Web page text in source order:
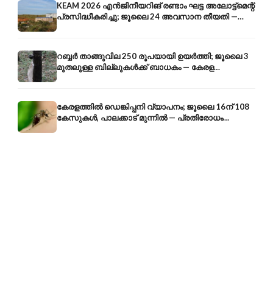
KEAM 2026 എൻജിനീയറിങ് രണ്ടാം ഘട്ട അലോട്ട്മെന്റ്
പ്രസിദ്ധീകരിച്ചു; ജൂലൈ 24 അവസാന തീയതി —
അറിയേണ്ടതെല്ലാം
റബ്ബർ താങ്ങുവില 250 രൂപയായി ഉയർത്തി; ജൂലൈ 3
മുതലുള്ള ബില്ലുകൾക്ക് ബാധകം — കേരള
കർഷകർക്ക് ആശ്വാസം
കേരളത്തിൽ ഡെങ്കിപ്പനി വ്യാപനം; ജൂലൈ 16ന് 108
കേസുകൾ, പാലക്കാട് മുന്നിൽ — പ്രതിരോധം
എങ്ങനെ?